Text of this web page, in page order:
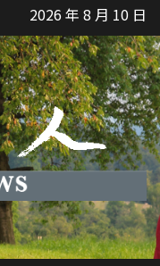
2026 年 8 月 10 日